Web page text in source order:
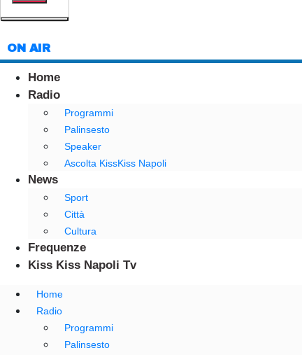
ON AIR
Home
Radio
Programmi
Palinsesto
Speaker
Ascolta KissKiss Napoli
News
Sport
Città
Cultura
Frequenze
Kiss Kiss Napoli Tv
Home
Radio
Programmi
Palinsesto